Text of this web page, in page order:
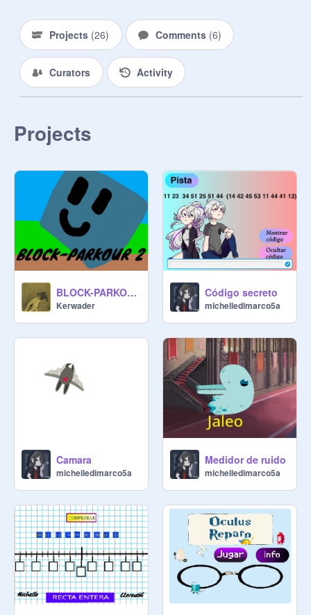
Projects (26) Comments (6)
Curators Activity
Projects
BLOCK-PARKOUR 2
Kerwader
Código secreto
michelledimarco5a
Camara
michelledimarco5a
Medidor de ruido
michelledimarco5a